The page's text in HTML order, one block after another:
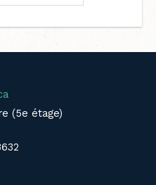
(5e étage)